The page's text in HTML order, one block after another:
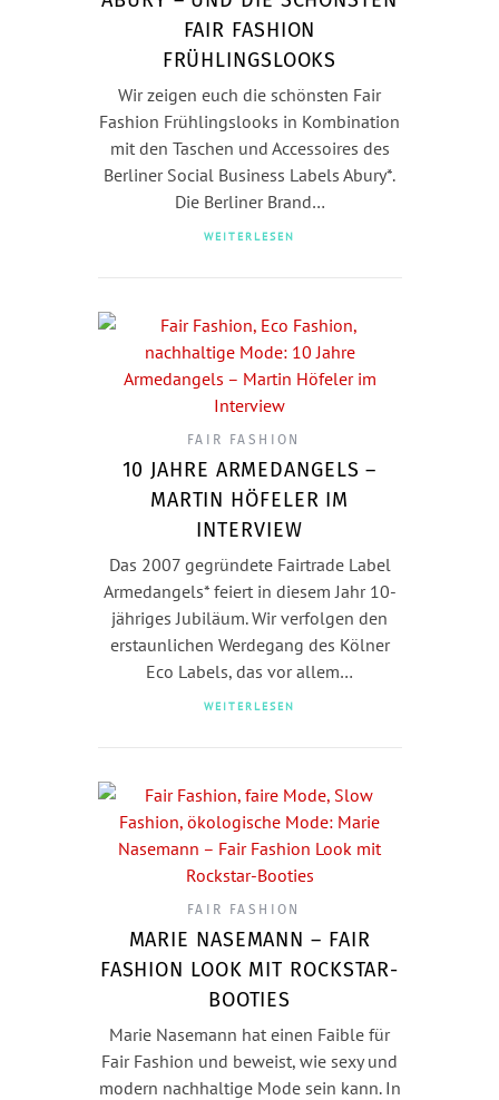
FAIR FASHION
FRÜHLINGSLOOKS
Wir zeigen euch die schönsten Fair
Fashion Frühlingslooks in Kombination
mit den Taschen und Accessoires des
Berliner Social Business Labels Abury*.
Die Berliner Brand…
WEITERLESEN
FAIR FASHION
10 JAHRE ARMEDANGELS –
MARTIN HÖFELER IM
INTERVIEW
Das 2007 gegründete Fairtrade Label
Armedangels* feiert in diesem Jahr 10-
jähriges Jubiläum. Wir verfolgen den
erstaunlichen Werdegang des Kölner
Eco Labels, das vor allem…
WEITERLESEN
FAIR FASHION
MARIE NASEMANN – FAIR
FASHION LOOK MIT ROCKSTAR-
BOOTIES
Marie Nasemann hat einen Faible für
Fair Fashion und beweist, wie sexy und
modern nachhaltige Mode sein kann. In